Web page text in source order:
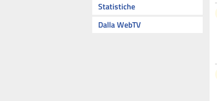
Statistiche
Dalla WebTV